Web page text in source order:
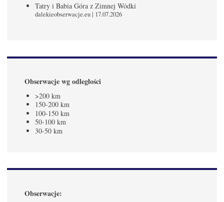
Tatry i Babia Góra z Zimnej Wódki
dalekieobserwacje.eu 17.07.2026
Obserwacje wg odległości
>200 km
150-200 km
100-150 km
50-100 km
30-50 km
Obserwacje: